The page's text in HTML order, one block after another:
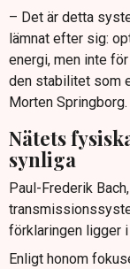
– Det är detta
lämnat efter sig:
energi, men inte
den stabilitet som
Morten Springborg.
Nätets
synliga
Paul-Frederik
förklaringen ligger
Enligt honom